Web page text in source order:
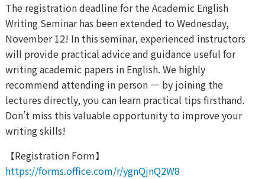
The registration deadline for the Academic English
Writing Seminar has been extended to Wednesday,
November 12! In this seminar, experienced instructors
will provide practical advice and guidance useful for
writing academic papers in English. We highly
recommend attending in person — by joining the
lectures directly, you can learn practical tips firsthand.
Don’t miss this valuable opportunity to improve your
writing skills!
【Registration Form】
https://forms.office.com/r/ygnQjnQ2W8